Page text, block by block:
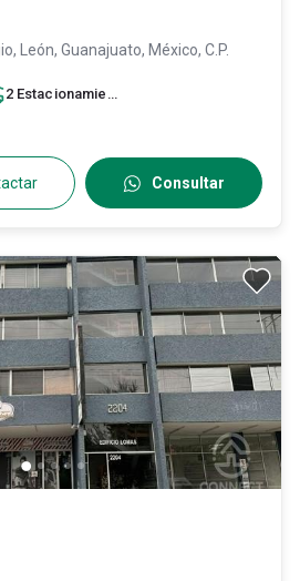
León, Guanajuato, México, C.P.
2 Estacionamiento
Consultar